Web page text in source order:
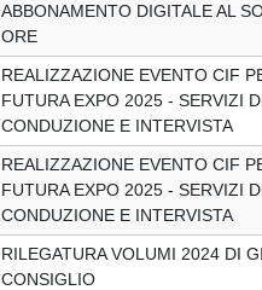
ABBONAMENTO DIGITALE AL
ORE
REALIZZAZIONE EVENTO CIF
FUTURA EXPO 2025 - SERVIZI
CONDUZIONE E INTERVISTA
REALIZZAZIONE EVENTO CIF
FUTURA EXPO 2025 - SERVIZI
CONDUZIONE E INTERVISTA
RILEGATURA VOLUMI 2024 DI
CONSIGLIO